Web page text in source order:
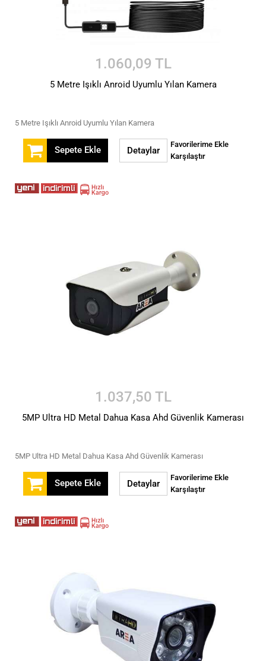
1.060,09 TL
5 Metre Işıklı Anroid Uyumlu Yılan Kamera
5 Metre Işıklı Anroid Uyumlu Yılan Kamera
Sepete Ekle Detaylar
Favorilerime Ekle
Karşılaştır
1.037,50 TL
5MP Ultra HD Metal Dahua Kasa Ahd Güvenlik Kamerası
5MP Ultra HD Metal Dahua Kasa Ahd Güvenlik Kamerası
Sepete Ekle Detaylar
Favorilerime Ekle
Karşılaştır